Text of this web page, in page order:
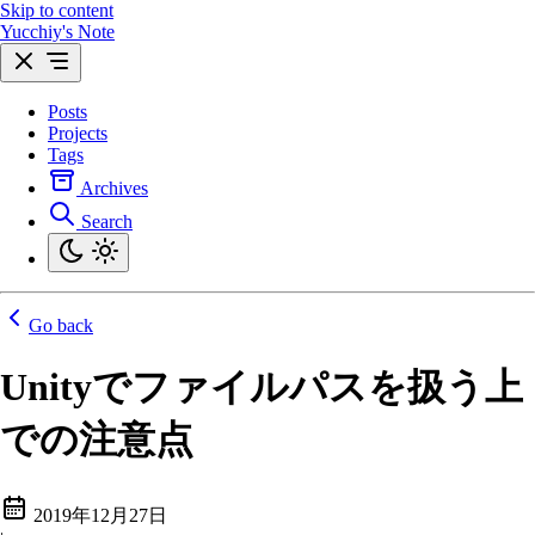
Skip to content
Yucchiy's Note
Posts
Projects
Tags
Archives
Search
Go back
Unityでファイルパスを扱う上
での注意点
2019年12月27日